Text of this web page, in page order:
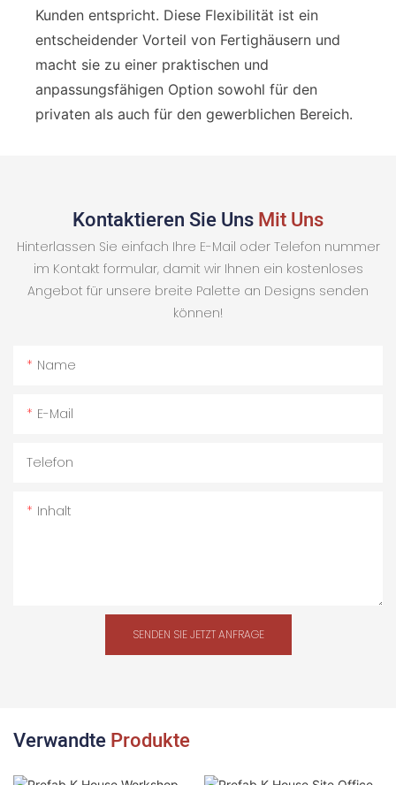
Kunden entspricht. Diese Flexibilität ist ein
entscheidender Vorteil von Fertighäusern und
macht sie zu einer praktischen und
anpassungsfähigen Option sowohl für den
privaten als auch für den gewerblichen Bereich.
Kontaktieren Sie UnsMit Uns
Hinterlassen Sie einfach Ihre E-Mail oder Telefon nummer
im Kontakt formular, damit wir Ihnen ein kostenloses
Angebot für unsere breite Palette an Designs senden
können!
Name
E-Mail
Telefon
Inhalt
SENDEN SIE JETZT ANFRAGE
VerwandteProdukte